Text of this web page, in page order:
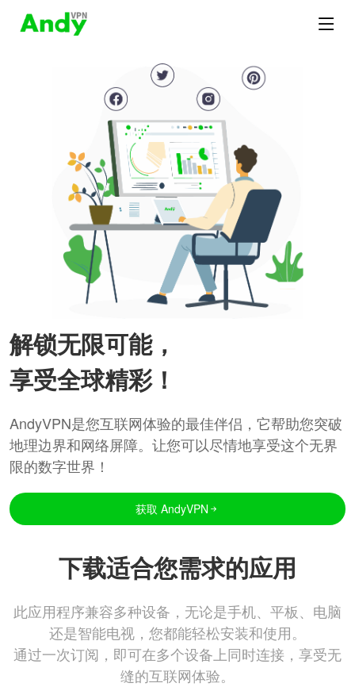
解锁无限可能，
享受全球精彩！
AndyVPN是您互联网体验的最佳伴侣，它帮助您突破
地理边界和网络屏障。让您可以尽情地享受这个无界
限的数字世界！
获取 AndyVPN
下载适合您需求的应用
此应用程序兼容多种设备，无论是手机、平板、电脑
还是智能电视，您都能轻松安装和使用。
通过一次订阅，即可在多个设备上同时连接，享受无
缝的互联网体验。